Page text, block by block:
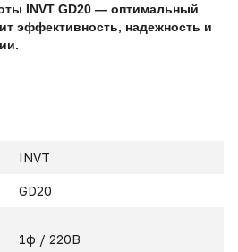
INVT GD20 — оптимальный
эффективность, надежность и
INVT
GD20
1ф / 220В